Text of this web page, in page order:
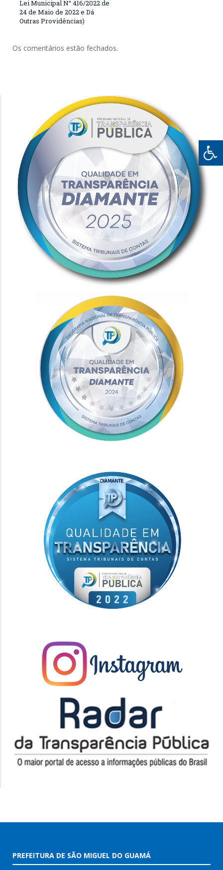
Lei Municipal N° 416/2022 de
24 de Maio de 2022 e Dá
Outras Providências)
Os comentários estão fechados.
PREFEITURA DE SÃO MIGUEL DO GUAMÁ